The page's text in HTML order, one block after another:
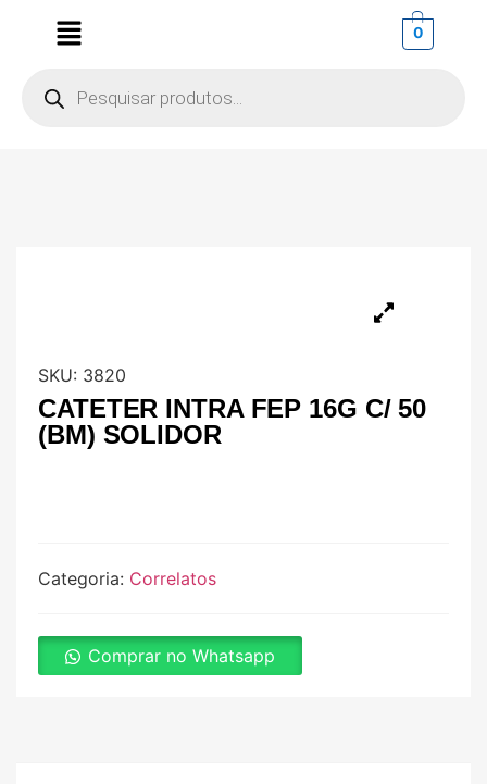
0
SKU: 3820
CATETER INTRA FEP 16G C/ 50
(BM) SOLIDOR
Categoria: Correlatos
Comprar no Whatsapp